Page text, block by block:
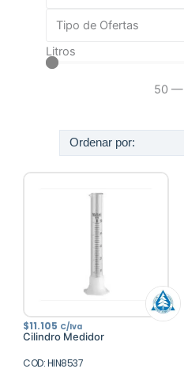
Tipo de Ofertas
Litros
50 —
$11.105 C/Iva
Cilindro Medidor
COD: HIN8537